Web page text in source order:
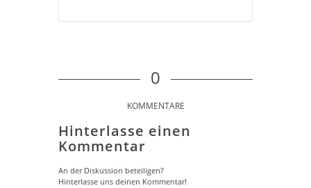
0
KOMMENTARE
Hinterlasse einen
Kommentar
An der Diskussion beteiligen?
Hinterlasse uns deinen Kommentar!